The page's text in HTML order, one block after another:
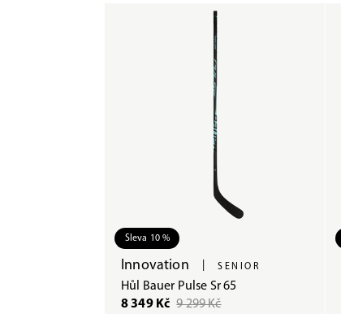
Sleva 10 %
Innovation SENIOR
Hůl Bauer Pulse Sr 65
8 349 Kč 9 299 Kč